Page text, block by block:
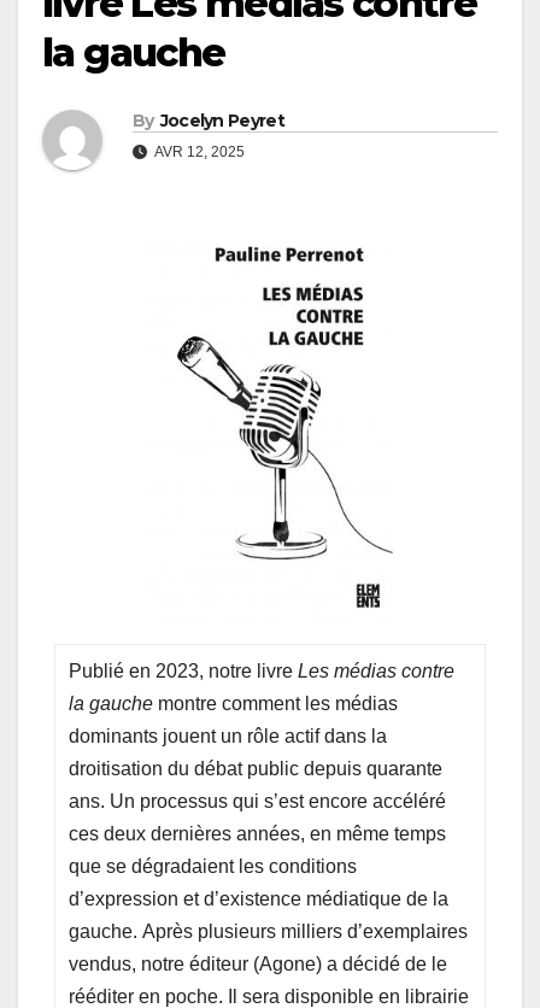
la gauche
By Jocelyn Peyret
AVR 12, 2025
Publié en 2023, notre livreLes médias contre
la gauche montre comment les médias
dominants jouent un rôle actif dans la
droitisation du débat public depuis quarante
ans. Un processus qui s’est encore accéléré
ces deux dernières années, en même temps
que se dégradaient les conditions
d’expression et d’existence médiatique de la
gauche. Après plusieurs milliers d’exemplaires
vendus, notre éditeur (Agone) a décidé de le
rééditer en poche. Il sera disponible en librairie